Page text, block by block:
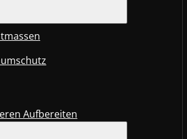
Aufbereiten